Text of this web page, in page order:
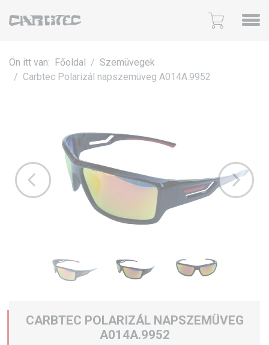
Ön itt van: Főoldal
Szemüvegek
Carbtec Polarizál napszemüveg A014A.9952
CARBTEC POLARIZÁL NAPSZEMÜVEG
A014A.9952